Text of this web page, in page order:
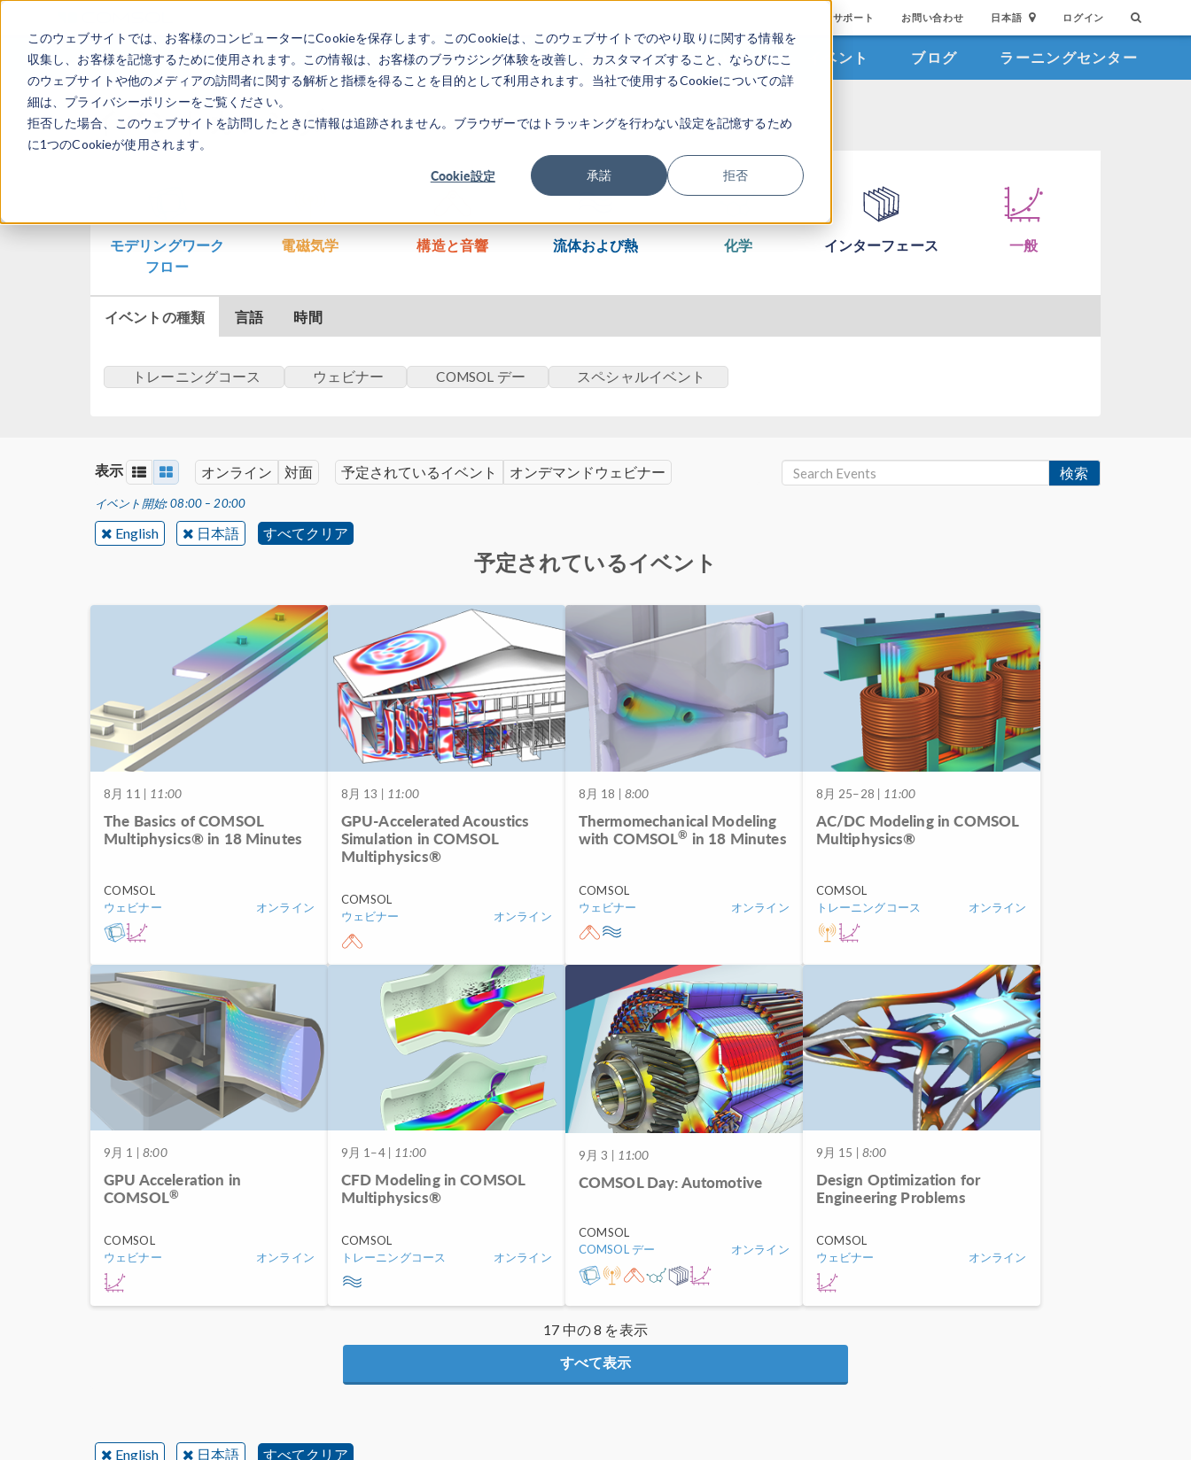
このウェブサイトでは、お客様のコンピューターにCookieを保存します。このCookieは、このウェブサイトでのやり取りに関する情報を
収集し、お客様を記憶するために使用されます。この情報は、お客様のブラウジング体験を改善し、カスタマイズすること、ならびにこ
のウェブサイトや他のメディアの訪問者に関する解析と指標を得ることを目的として利用されます。当社で使用するCookieについての詳
細は、プライバシーポリシーをご覧ください。
拒否した場合、このウェブサイトを訪問したときに情報は追跡されません。ブラウザーではトラッキングを行わない設定を記憶するため
に1つのCookieが使用されます。
Cookie設定 承諾 拒否
サポート お問い合わせ 日本語 ログイン
製品 業界 ビデオギャラリ イベント ブログ ラーニングセンター
イベントカレンダー
モデリングワーク
フロー
電磁気学 構造と音響 流体および熱 化学 インターフェース 一般
イベントの種類 言語 時間
トレーニングコース ウェビナー COMSOL デー スペシャルイベント
表示 オンライン 対面 予定されているイベント オンデマンドウェビナー 検索
イベント開始: 08:00 – 20:00
English 日本語 すべてクリア
予定されているイベント
8月 11 | 11:00
The Basics of COMSOL
Multiphysics® in 18 Minutes
COMSOL
ウェビナー
オンライン
8月 13 | 11:00
GPU-Accelerated Acoustics
Simulation in COMSOL
Multiphysics®
COMSOL
ウェビナー
オンライン
8月 18 | 8:00
Thermomechanical Modeling
with COMSOL® in 18 Minutes
COMSOL
ウェビナー
オンライン
8月 25–28 | 11:00
AC/DC Modeling in COMSOL
Multiphysics®
COMSOL
トレーニングコース
オンライン
9月 1 | 8:00
GPU Acceleration in
COMSOL®
COMSOL
ウェビナー
オンライン
9月 1–4| 11:00
CFD Modeling in COMSOL
Multiphysics®
COMSOL
トレーニングコース
オンライン
9月 3 | 11:00
COMSOL Day: Automotive
COMSOL
COMSOL デー
オンライン
9月 15 | 8:00
Design Optimization for
Engineering Problems
COMSOL
ウェビナー
オンライン
17 中の 8 を表示
すべて表示
English 日本語 すべてクリア